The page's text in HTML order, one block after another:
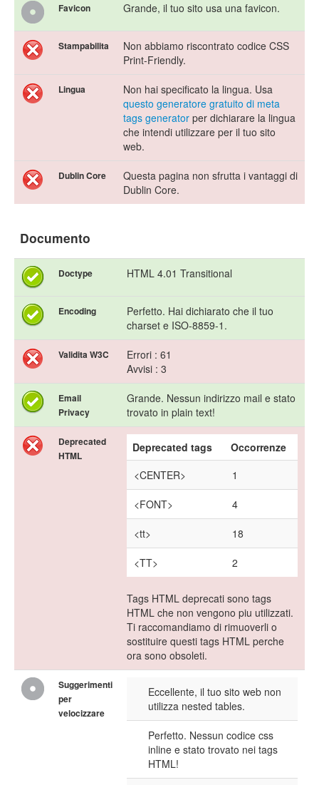
Favicon Grande, il tuo sito usa una favicon.
Stampabilita
Non abbiamo riscontrato codice CSS
Print-Friendly.
Lingua
Non hai specificato la lingua. Usa
questo generatore gratuito di meta
tags generator per dichiarare la lingua
che intendi utilizzare per il tuo sito
web.
Dublin Core
Questa pagina non sfrutta i vantaggi di
Dublin Core.
Documento
Doctype HTML 4.01 Transitional
Encoding
Perfetto. Hai dichiarato che il tuo
charset e ISO-8859-1.
Validita W3C
Errori : 61
Avvisi : 3
Email
Privacy
Grande. Nessun indirizzo mail e stato
trovato in plain text!
Deprecated
HTML
Deprecated tags
Occorrenze
<CENTER>
1
<FONT> 4
<tt> 18
<TT> 2
Tags HTML deprecati sono tags
HTML che non vengono piu utilizzati.
Ti raccomandiamo di rimuoverli o
sostituire questi tags HTML perche
ora sono obsoleti.
Suggerimenti
per
velocizzare
Eccellente, il tuo sito web non
utilizza nested tables.
Perfetto. Nessun codice css
inline e stato trovato nei tags
HTML!